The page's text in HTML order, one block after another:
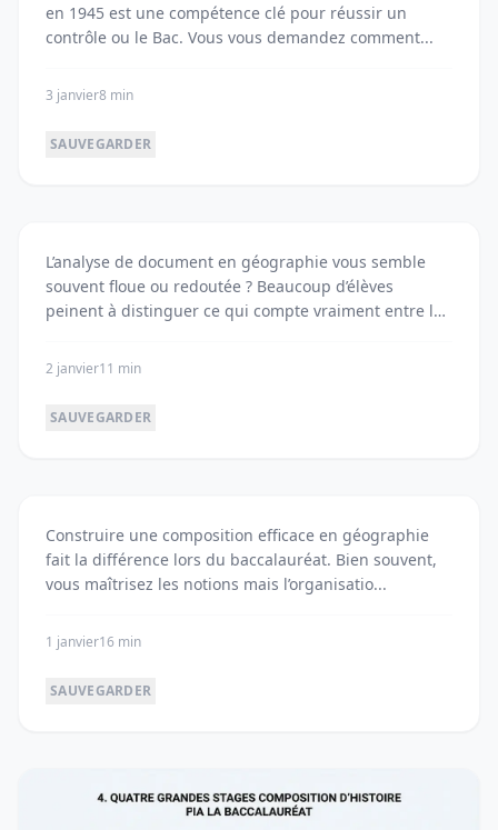
en 1945 est une compétence clé pour réussir un
contrôle ou le Bac. Vous vous demandez comment...
3 janvier8 min
SAUVEGARDER
Réussir l’analyse de document en
géographie
L’analyse de document en géographie vous semble
souvent floue ou redoutée ? Beaucoup d’élèves
peinent à distinguer ce qui compte vraiment entre la
2 janvier11 min
SAUVEGARDER
Réussir sa composition de géographie au
lycée
Construire une composition efficace en géographie
fait la différence lors du baccalauréat. Bien souvent,
vous maîtrisez les notions mais l’organisatio...
1 janvier16 min
SAUVEGARDER